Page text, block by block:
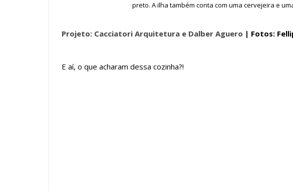
preto. A ilha também conta com uma cervejeira e
Projeto: Cacciatori Arquitetura e Dalber Aguero | Fotos:
E aí, o que acharam dessa cozinha?!